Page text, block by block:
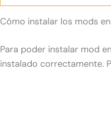
Cómo instalar los mods
Para poder instalar mod
instalado correctamente.